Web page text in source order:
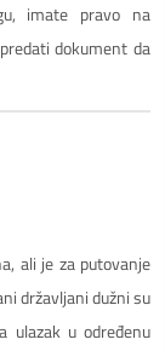
imate pravo na
dokument da
ali je za putovanje
državljani dužni su
ulazak u određenu